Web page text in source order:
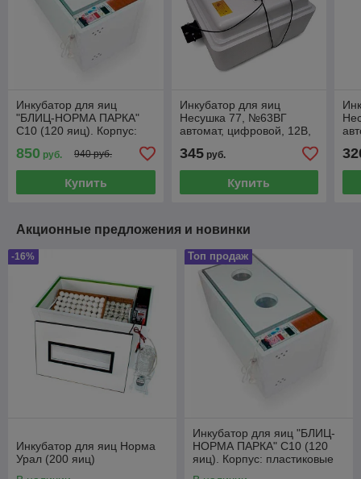
Инкубатор для яиц
"БЛИЦ-НОРМА ПАРКА"
С10 (120 яиц). Корпус:
панели.
850 руб. 940 руб.
Купить
Инкубатор для яиц
Несушка 77, №63ВГ
автомат, цифровой, 12В,
345руб.
Купить
Акционные предложения и новинки
-16%
Инкубатор для яиц Норма
Урал (200 яиц)
Топ продаж
Инкубатор для яиц "БЛИЦ-
НОРМА ПАРКА" С10 (120
яиц). Корпус: пластиковые